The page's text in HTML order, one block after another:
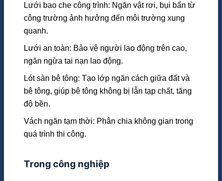
Lưới bao che công trình: Ngăn vật rơi, bụi bẩn từ
công trường ảnh hưởng đến môi trường xung
quanh.
Lưới an toàn: Bảo vệ người lao động trên cao,
ngăn ngừa tai nạn lao động.
Lót sàn bê tông: Tạo lớp ngăn cách giữa đất và
bê tông, giúp bê tông không bị lẫn tạp chất, tăng
độ bền.
Vách ngăn tạm thời: Phân chia không gian trong
quá trình thi công.
Trong công nghiệp